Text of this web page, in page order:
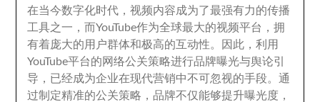
在当今数字化时代 ，视频内容成为了最强有力的传播
工具之一 ， 而YouTube作为全球最大的视频平台 ，拥
有着庞大的用户群体和极高的互动性。 因此 ，利用
YouTube平台的网络公关策略进行品牌曝光与舆论引
导 ， 已经成为企业在现代营销中不可忽视的手段。通
过制定精准的公关策略 ，品牌不仅能够提升曝光度 ，